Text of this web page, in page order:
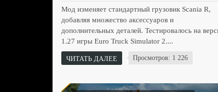
Мод изменяет стандартный грузовик Scania R,
добавляя множество аксессуаров и
дополнительных деталей. Тестировалось на
1.27 игры Euro Truck Simulator 2....
ЧИТАТЬ ДАЛЕЕ Просмотров: 1 226